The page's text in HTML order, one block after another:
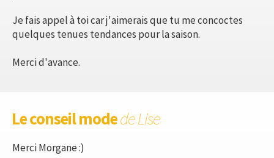
Je fais appel à toi car j'aimerais que tu me concoctes
quelques tenues tendances pour la saison.
Merci d'avance.
Le conseil modede Lise
Merci Morgane :)